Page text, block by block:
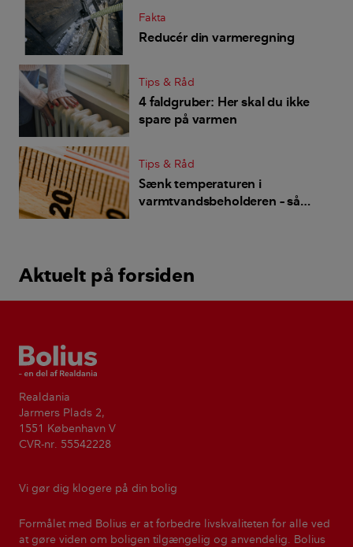
Fakta
Reducér din varmeregning
Tips & Råd
4 faldgruber: Her skal du ikke
spare på varmen
Tips & Råd
Sænk temperaturen i
varmtvandsbeholderen – så
Aktuelt på forsiden
Bolius
Realdania
Jarmers Plads 2,
1551 København V
CVR-nr. 55542228
Vi gør dig klogere på din bolig
Formålet med Bolius er at forbedre livskvaliteten for alle ved
at gøre viden om boligen tilgængelig og anvendelig. Bolius